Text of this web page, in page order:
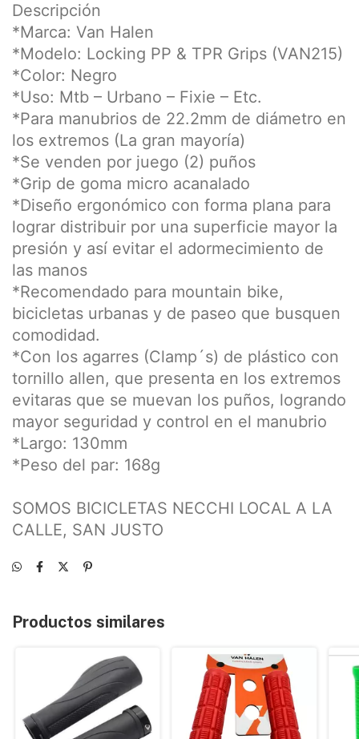
Descripción
*Marca: Van Halen
*Modelo: Locking PP & TPR Grips (VAN215)
*Color: Negro
*Uso: Mtb – Urbano – Fixie – Etc.
*Para manubrios de 22.2mm de diámetro en
los extremos (La gran mayoría)
*Se venden por juego (2) puños
*Grip de goma micro acanalado
*Diseño ergonómico con forma plana para
lograr distribuir por una superficie mayor la
presión y así evitar el adormecimiento de
las manos
*Recomendado para mountain bike,
bicicletas urbanas y de paseo que busquen
comodidad.
*Con los agarres (Clamp´s) de plástico con
tornillo allen, que presenta en los extremos
evitaras que se muevan los puños, logrando
mayor seguridad y control en el manubrio
*Largo: 130mm
*Peso del par: 168g
SOMOS BICICLETAS NECCHI LOCAL A LA
CALLE, SAN JUSTO
Productos similares